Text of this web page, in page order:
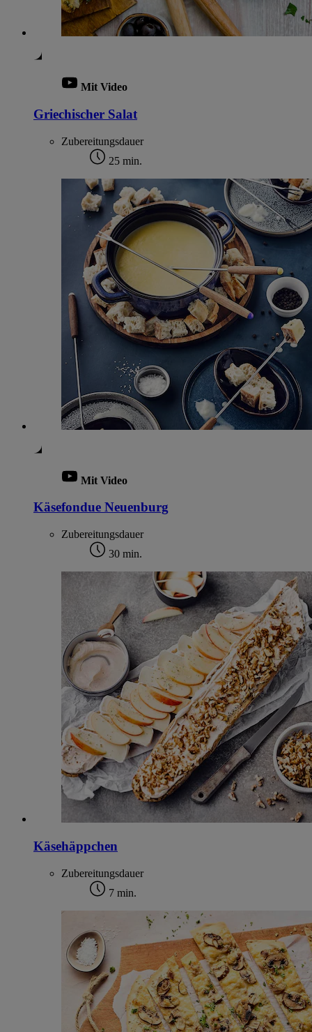
Mit Video
Griechischer Salat
Zubereitungsdauer
25 min.
Mit Video
Käsefondue Neuenburg
Zubereitungsdauer
30 min.
Käsehäppchen
Zubereitungsdauer
7 min.